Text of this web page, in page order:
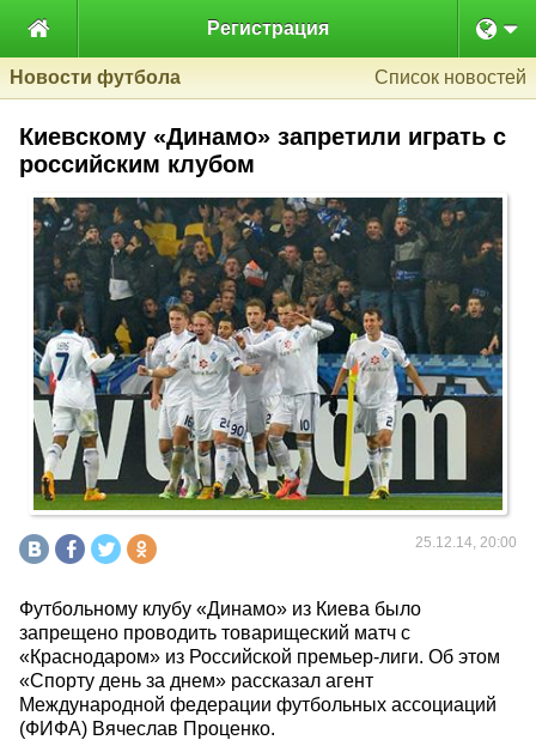
 Регистрация
Новости футбола Список новостей
Киевскому «Динамо» запретили играть с
российским клубом
25.12.14, 20:00
Футбольному клубу «Динамо» из Киева было
запрещено проводить товарищеский матч с
«Краснодаром» из Российской премьер-лиги. Об этом
«Спорту день за днем» рассказал агент
Международной федерации футбольных ассоциаций
(ФИФА) Вячеслав Проценко.